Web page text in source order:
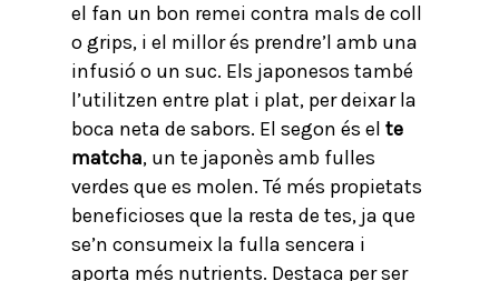
el fan un bon remei contra mals de coll
o grips, i el millor és prendre’l amb una
infusió o un suc. Els japonesos també
l’utilitzen entre plat i plat, per deixar la
boca neta de sabors. El segon és el te
matcha, un te japonès amb fulles
verdes que es molen. Té més propietats
beneficioses que la resta de tes, ja que
se’n consumeix la fulla sencera i
aporta més nutrients. Destaca per ser